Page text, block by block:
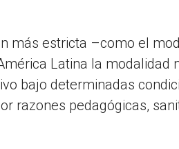
más estricta –como el
Latina la modalidad
bajo determinadas
razones pedagógicas,